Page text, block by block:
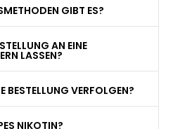
GIBT ES?
AN EINE
LASSEN?
BESTELLUNG VERFOLGEN?
NIKOTIN?